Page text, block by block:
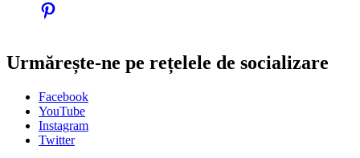
Urmărește-ne pe rețelele de socializare
Facebook
YouTube
Instagram
Twitter